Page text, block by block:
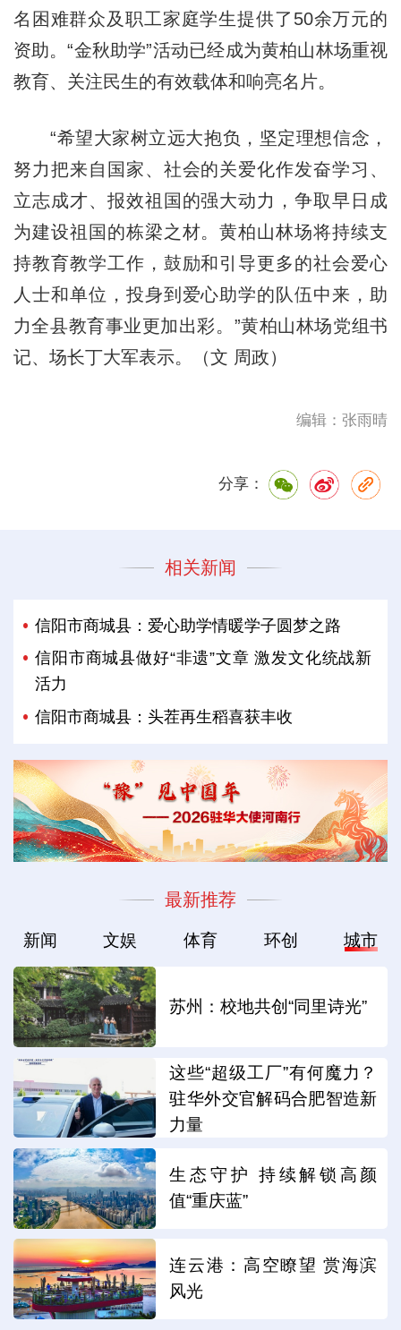
名困难群众及职工家庭学生提供了50余万元的
资助。“金秋助学”活动已经成为黄柏山林场重视
教育、关注民生的有效载体和响亮名片。
“希望大家树立远大抱负，坚定理想信念，
努力把来自国家、社会的关爱化作发奋学习、
立志成才、报效祖国的强大动力，争取早日成
为建设祖国的栋梁之材。黄柏山林场将持续支
持教育教学工作，鼓励和引导更多的社会爱心
人士和单位，投身到爱心助学的队伍中来，助
力全县教育事业更加出彩。”黄柏山林场党组书
记、场长丁大军表示。（文 周政）
编辑：张雨晴
分享：
相关新闻
信阳市商城县：爱心助学情暖学子圆梦之路
信阳市商城县做好“非遗”文章 激发文化统战新
活力
信阳市商城县：头茬再生稻喜获丰收
最新推荐
新闻 文娱 体育 环创 城市
苏州：校地共创“同里诗光”
这些“超级工厂”有何魔力？
驻华外交官解码合肥智造新
力量
生态守护 持续解锁高颜
值“重庆蓝”
连云港：高空瞭望 赏海滨
风光